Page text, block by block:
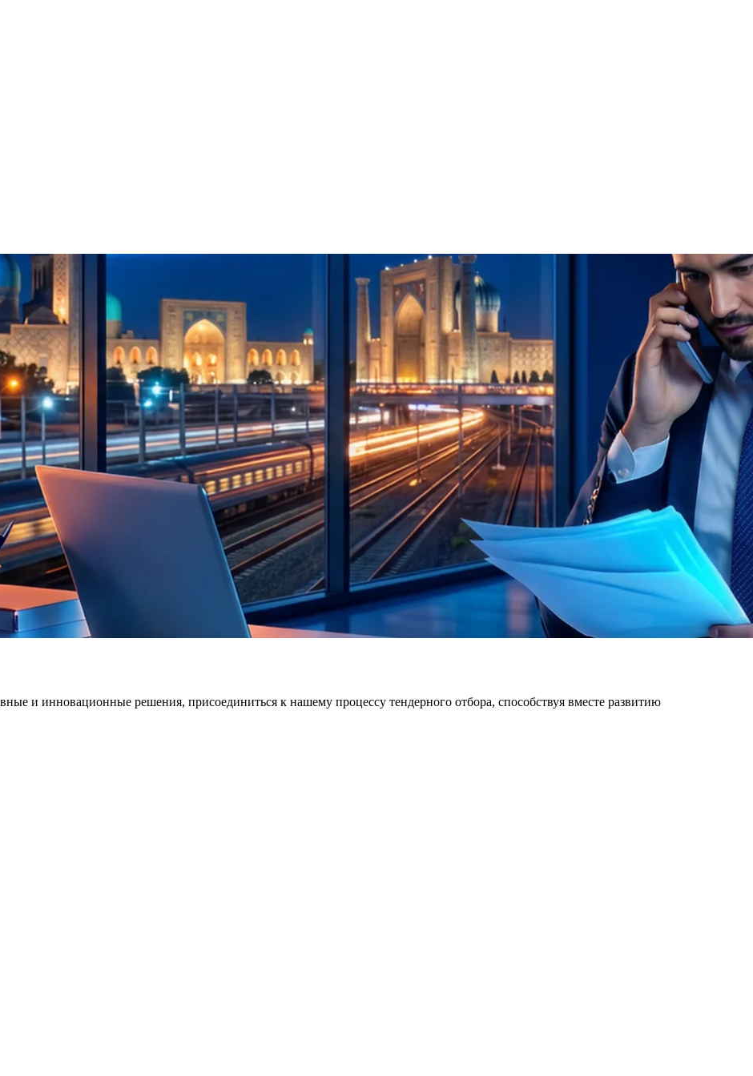
и инновационные решения, присоединиться к нашему процессу тендерного отбора, способствуя вместе развитию